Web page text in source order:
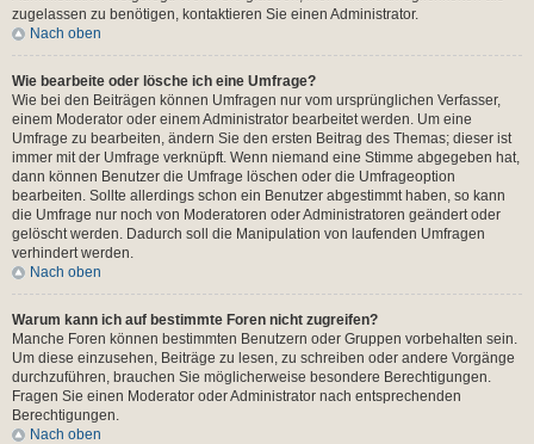
zugelassen zu benötigen, kontaktieren Sie einen Administrator.
Nach oben
Wie bearbeite oder lösche ich eine Umfrage?
Wie bei den Beiträgen können Umfragen nur vom ursprünglichen Verfasser,
einem Moderator oder einem Administrator bearbeitet werden. Um eine
Umfrage zu bearbeiten, ändern Sie den ersten Beitrag des Themas; dieser ist
immer mit der Umfrage verknüpft. Wenn niemand eine Stimme abgegeben hat,
dann können Benutzer die Umfrage löschen oder die Umfrageoption
bearbeiten. Sollte allerdings schon ein Benutzer abgestimmt haben, so kann
die Umfrage nur noch von Moderatoren oder Administratoren geändert oder
gelöscht werden. Dadurch soll die Manipulation von laufenden Umfragen
verhindert werden.
Nach oben
Warum kann ich auf bestimmte Foren nicht zugreifen?
Manche Foren können bestimmten Benutzern oder Gruppen vorbehalten sein.
Um diese einzusehen, Beiträge zu lesen, zu schreiben oder andere Vorgänge
durchzuführen, brauchen Sie möglicherweise besondere Berechtigungen.
Fragen Sie einen Moderator oder Administrator nach entsprechenden
Berechtigungen.
Nach oben